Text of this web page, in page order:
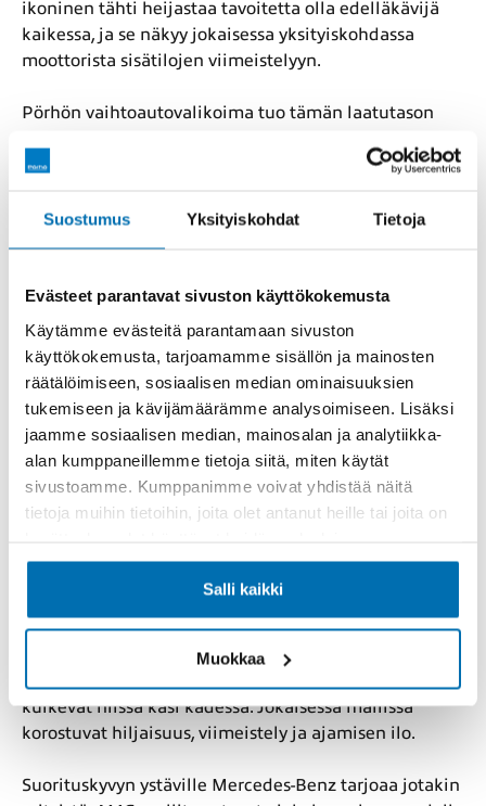
Suostumus Yksityiskohdat Tietoja
Evästeet parantavat sivuston käyttökokemusta
Käytämme evästeitä parantamaan sivuston
käyttökokemusta, tarjoamamme sisällön ja mainosten
räätälöimiseen, sosiaalisen median ominaisuuksien
tukemiseen ja kävijämäärämme analysoimiseen. Lisäksi
jaamme sosiaalisen median, mainosalan ja analytiikka-
alan kumppaneillemme tietoja siitä, miten käytät
sivustoamme. Kumppanimme voivat yhdistää näitä
tietoja muihin tietoihin, joita olet antanut heille tai joita on
Salli kaikki
Muokkaa
ikoninen tähti heijastaa tavoitetta olla edelläkävijä
kaikessa, ja se näkyy jokaisessa yksityiskohdassa
moottorista sisätilojen viimeistelyyn.
Pörhön vaihtoautovalikoima tuo tämän laatutason
on vaihtoehtoja eri käyttövoimilla. Valikoimasta löytyy
poikkeuksellista mukavuutta, turvallisuutta ja
jossa yhdistyvät premium-tason ominaisuudet ja
taloudellinen järkevyys.
Mallistot, jotka täyttävät eri
tarpeet
Mercedes-Benzin mallikirjo kattaa jokaisen
ajotarpeen. A-sarjan ketteryys sopii
kaupunkiliikenteeseen. C-sarjan ja E-sarjan eleganssi
ajodynamiikasta. EQ-sarjan täyssähköautot ovat
Mercedeksen vastaus päästöttömään liikkumiseen.
kulkevat niissä käsi kädessä. Jokaisessa mallissa
korostuvat hiljaisuus, viimeistely ja ajamisen ilo.
Suorituskyvyn ystäville Mercedes-Benz tarjoaa jotakin